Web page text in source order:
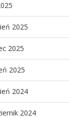
2025
2025
2025
2024
2024